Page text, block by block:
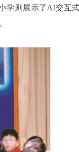
学则展示了AI交